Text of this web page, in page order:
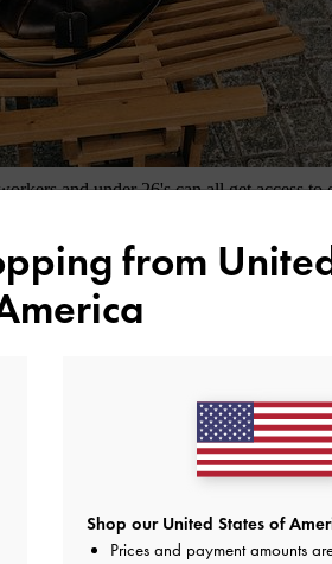
from
Shop our United States of
Prices and payment amounts